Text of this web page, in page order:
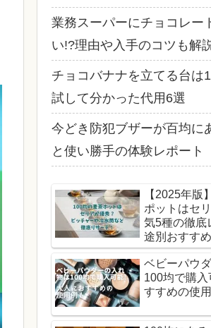
業務スーパーにチョコレー
い!?理由や入手のコツも解
チョコバナナを立てる台は
試して分かった代用6選
今どき防犯ブザーが百均に
と使い勝手の体験レポート
【2025年版
ポットはセ
気5種の徹底
途別おすすめ
ベビーパウ
100均で購
すすめの使